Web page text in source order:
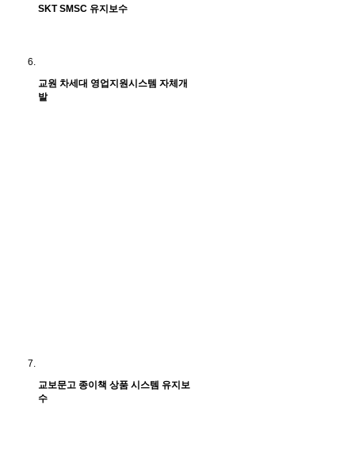
SKT SMSC 유지보수
교원 차세대 영업지원시스템 자체개
발
교보문고 종이책 상품 시스템 유지보
수